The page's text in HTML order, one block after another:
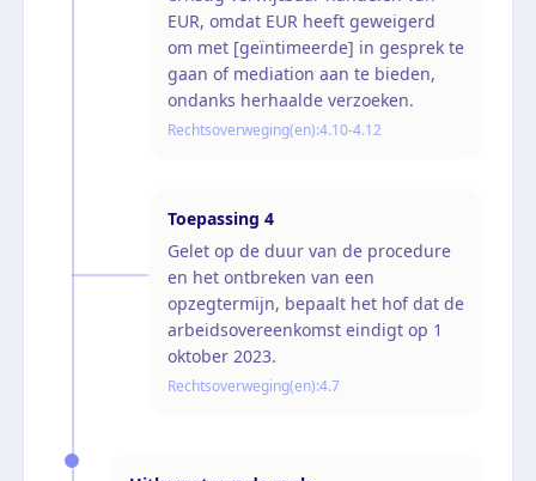
EUR, omdat EUR heeft geweigerd
om met [geïntimeerde] in gesprek te
gaan of mediation aan te bieden,
ondanks herhaalde verzoeken.
Rechtsoverweging(en):4.10-4.12
Toepassing 4
Gelet op de duur van de procedure
en het ontbreken van een
opzegtermijn, bepaalt het hof dat de
arbeidsovereenkomst eindigt op 1
oktober 2023.
Rechtsoverweging(en):4.7